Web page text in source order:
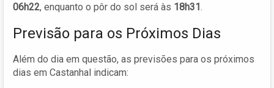
06h22, enquanto o pôr do sol será às 18h31.
Previsão para os Próximos Dias
Além do dia em questão, as previsões para os próximos
dias em Castanhal indicam: